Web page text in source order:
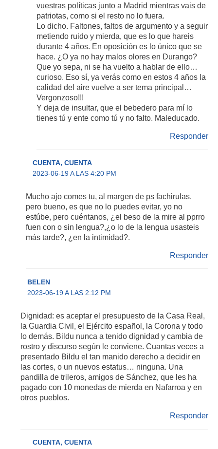
vuestras políticas junto a Madrid mientras vais de
patriotas, como si el resto no lo fuera.
Lo dicho. Faltones, faltos de argumento y a seguir
metiendo ruido y mierda, que es lo que hareis
durante 4 años. En oposición es lo único que se
hace. ¿O ya no hay malos olores en Durango?
Que yo sepa, ni se ha vuelto a hablar de ello…
curioso. Eso sí, ya verás como en estos 4 años la
calidad del aire vuelve a ser tema principal…
Vergonzoso!!!
Y deja de insultar, que el bebedero para mí lo
tienes tú y ente como tú y no falto. Maleducado.
Responder
CUENTA, CUENTA
2023-06-19 A LAS 4:20 PM
Mucho ajo comes tu, al margen de ps fachirulas,
pero bueno, es que no lo puedes evitar, yo no
estúbe, pero cuéntanos, ¿el beso de la mire al pprro
fuen con o sin lengua?,¿o lo de la lengua usasteis
más tarde?, ¿en la intimidad?.
Responder
BELEN
2023-06-19 A LAS 2:12 PM
Dignidad: es aceptar el presupuesto de la Casa Real,
la Guardia Civil, el Ejército español, la Corona y todo
lo demás. Bildu nunca a tenido dignidad y cambia de
rostro y discurso según le conviene. Cuantas veces a
presentado Bildu el tan manido derecho a decidir en
las cortes, o un nuevos estatus… ninguna. Una
pandilla de trileros, amigos de Sánchez, que les ha
pagado con 10 monedas de mierda en Nafarroa y en
otros pueblos.
Responder
CUENTA, CUENTA